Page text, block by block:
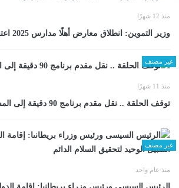
منذ 12 شهرًا
وزير التموين: انطلاق معارض أهلًا مدارس 2025 اعتبارا من 1 سبتمبر
غير مصنف
منذ 11 شهرًا
توقف الحلقة .. نقل مقدم برنامج 90 دقيقة إلى المستشفى في وعكة
غير مصنف
منذ عام واحد